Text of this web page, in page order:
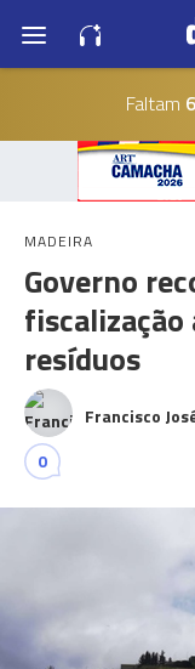
Faltam
MADEIRA
Governo
fiscalização
resíduos
Francisco
0